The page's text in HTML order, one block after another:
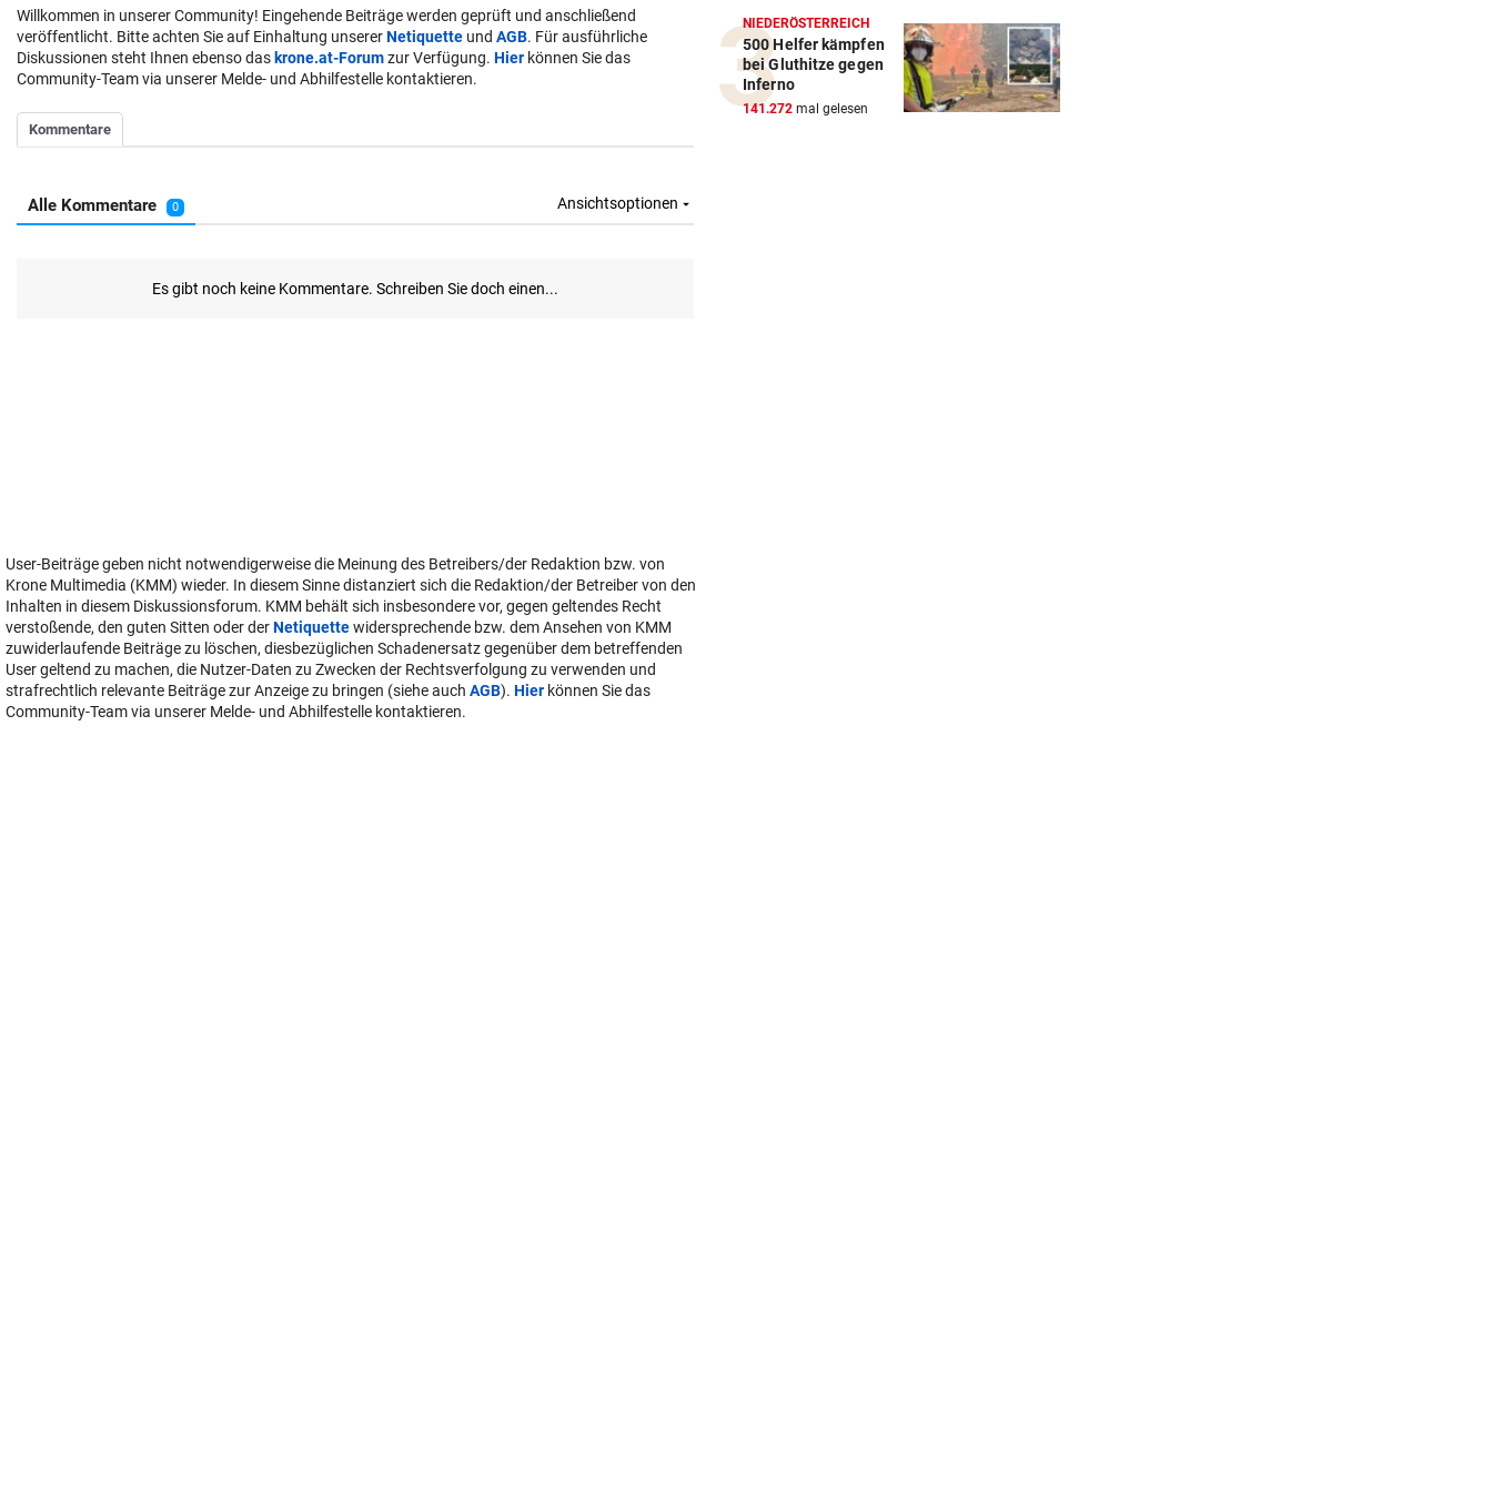
Willkommen in unserer Community! Eingehende Beiträge werden geprüft und anschließend
veröffentlicht. Bitte achten Sie auf Einhaltung unsererNetiquette und AGB. Für ausführliche
Diskussionen steht Ihnen ebenso das krone.at-Forumzur Verfügung. Hier können Sie das
Community-Team via unserer Melde- und Abhilfestelle kontaktieren.
User-Beiträge geben nicht notwendigerweise die Meinung des Betreibers/der Redaktion bzw. von
Krone Multimedia (KMM) wieder. In diesem Sinne distanziert sich die Redaktion/der Betreiber von den
Inhalten in diesem Diskussionsforum. KMM behält sich insbesondere vor, gegen geltendes Recht
verstoßende, den guten Sitten oder derNetiquettewidersprechende bzw. dem Ansehen von KMM
zuwiderlaufende Beiträge zu löschen, diesbezüglichen Schadenersatz gegenüber dem betreffenden
User geltend zu machen, die Nutzer-Daten zu Zwecken der Rechtsverfolgung zu verwenden und
strafrechtlich relevante Beiträge zur Anzeige zu bringen (siehe auch AGB). Hier können Sie das
Community-Team via unserer Melde- und Abhilfestelle kontaktieren.
NIEDERÖSTERREICH
500 Helfer kämpfen
bei Gluthitze gegen
Inferno
141.272 mal gelesen